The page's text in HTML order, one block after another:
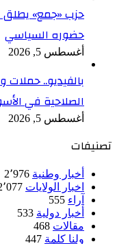
حزب «جمع» يطلق
حضوره السياسي
أغسطس 5, 2026
بالفيديو.. حملات
الصلاحية في
أغسطس 5, 2026
تصنيفات
أخبار وطنية 2٬976
اخبار الولايات
آراء 555
أخبار دولية 533
مقالات 468
ولنا كلمة 447